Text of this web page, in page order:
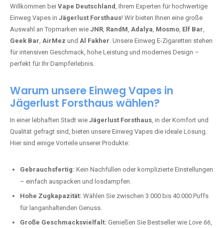
Willkommen bei Vape Deutschland, Ihrem Experten für hochwertige
Einweg Vapes in Jägerlust Forsthaus! Wir bieten Ihnen eine große
Auswahl an Topmarken wie JNR, RandM, Adalya, Mosmo, Elf Bar,
Geek Bar, AirMez und Al Fakher. Unsere Einweg E-Zigaretten stehen
für intensiven Geschmack, hohe Leistung und modernes Design –
perfekt für Ihr Dampferlebnis.
Warum unsere Einweg Vapes in
Jägerlust Forsthaus wählen?
In einer lebhaften Stadt wie Jägerlust Forsthaus, in der Komfort und
Qualität gefragt sind, bieten unsere Einweg Vapes die ideale Lösung.
Hier sind einige Vorteile unserer Produkte:
Gebrauchsfertig: Kein Nachfüllen oder komplizierte Einstellungen
– einfach auspacken und losdampfen.
Hohe Zugkapazität: Wählen Sie zwischen 3.000 bis 40.000 Puffs
für langanhaltenden Genuss.
Große Geschmacksvielfalt: Genießen Sie Bestseller wie Love 66,